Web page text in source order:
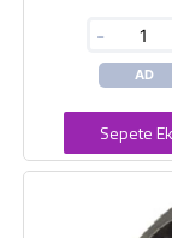
-
AD
Sepete